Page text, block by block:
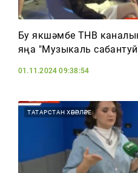
Бу якшәмбе ТНВ
яңа "Музыкаль
01.11.2024 09:38:54
ТАТАРСТАН ХӘБӘРЛӘРЕ